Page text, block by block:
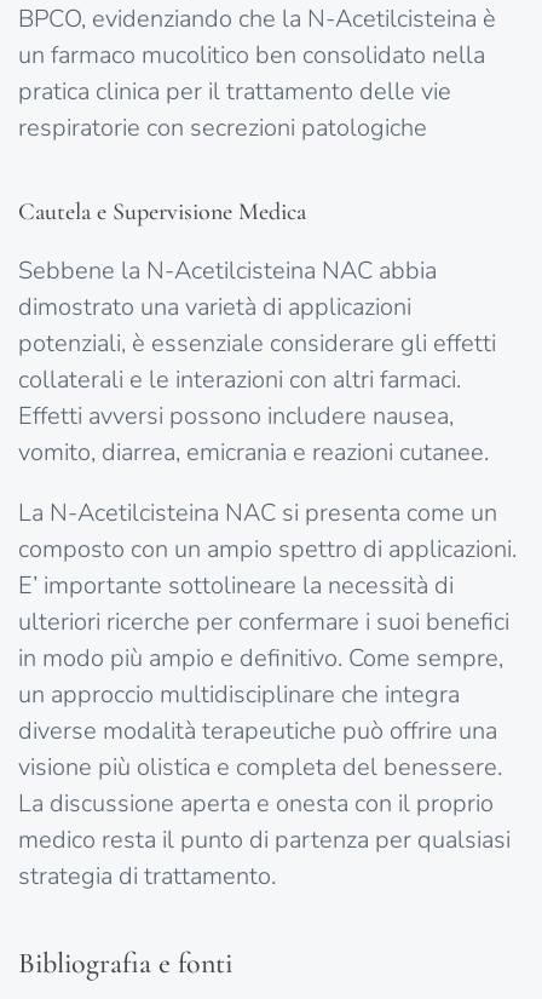
BPCO, evidenziando che la N-Acetilcisteina è
un farmaco mucolitico ben consolidato nella
pratica clinica per il trattamento delle vie
respiratorie con secrezioni patologiche
Cautela e Supervisione Medica
Sebbene la N-Acetilcisteina NAC abbia
dimostrato una varietà di applicazioni
potenziali, è essenziale considerare gli effetti
collaterali e le interazioni con altri farmaci.
Effetti avversi possono includere nausea,
vomito, diarrea, emicrania e reazioni cutanee.
La N-Acetilcisteina NAC si presenta come un
composto con un ampio spettro di applicazioni.
E’ importante sottolineare la necessità di
ulteriori ricerche per confermare i suoi benefici
in modo più ampio e definitivo. Come sempre,
un approccio multidisciplinare che integra
diverse modalità terapeutiche può offrire una
visione più olistica e completa del benessere.
La discussione aperta e onesta con il proprio
medico resta il punto di partenza per qualsiasi
strategia di trattamento.
Bibliografia e fonti